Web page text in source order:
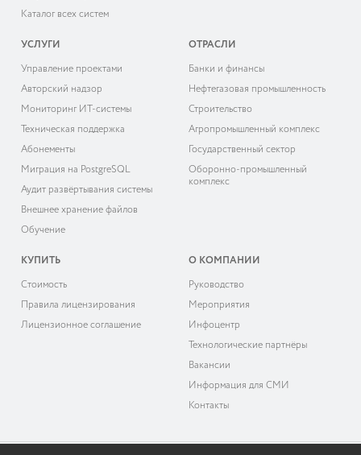
Каталог всех систем
УСЛУГИ
Управление проектами
Авторский надзор
Мониторинг ИТ-системы
Техническая поддержка
Абонементы
Миграция на PostgreSQL
Аудит развёртывания системы
Внешнее хранение файлов
Обучение
ОТРАСЛИ
Банки и финансы
Нефтегазовая промышленность
Строительство
Агропромышленный комплекс
Государственный сектор
Оборонно-промышленный
комплекс
КУПИТЬ
Cтоимость
Правила лицензирования
Лицензионное соглашение
О КОМПАНИИ
Руководство
Мероприятия
Инфоцентр
Технологические партнёры
Вакансии
Информация для СМИ
Контакты